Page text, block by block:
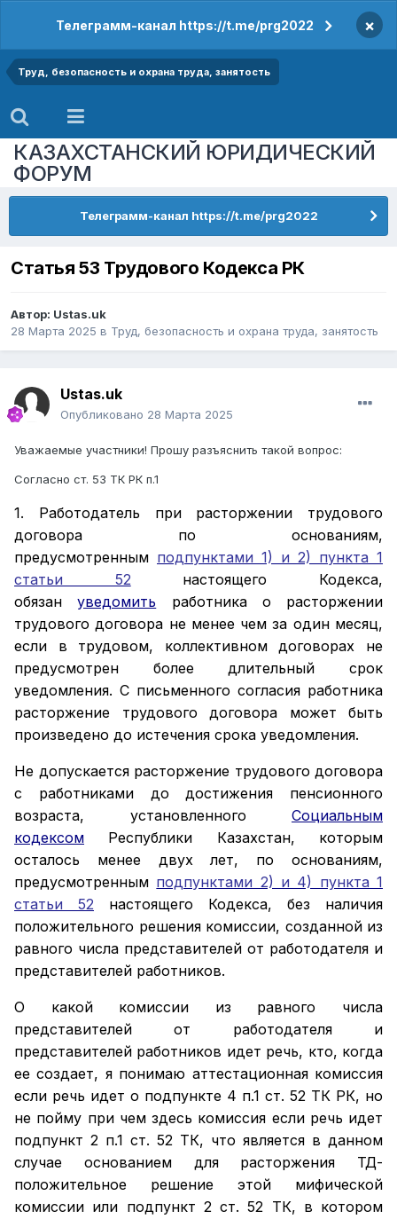
Телеграмм-канал https://t.me/prg2022 ×
Труд, безопасность и охрана труда, занятость
КАЗАХСТАНСКИЙ ЮРИДИЧЕСКИЙ
ФОРУМ
Телеграмм-канал https://t.me/prg2022
Статья 53 Трудового Кодекса РК
Автор: Ustas.uk
28 Марта 2025 в Труд, безопасность и охрана труда, занятость
Ustas.uk
Опубликовано 28 Марта 2025
Уважаемые участники! Прошу разъяснить такой вопрос:
Согласно ст. 53 ТК РК п.1
1. Работодатель при расторжении трудового
договора по основаниям,
предусмотренным подпунктами 1) и 2) пункта 1
статьи 52
настоящего Кодекса,
обязан
уведомить
работника о расторжении
трудового договора не менее чем за один месяц,
если в трудовом, коллективном договорах не
предусмотрен более длительный срок
уведомления. С письменного согласия работника
расторжение трудового договора может быть
произведено до истечения срока уведомления.
Не допускается расторжение трудового договора
с работниками до достижения пенсионного
возраста, установленного
Социальным
кодексом
Республики Казахстан, которым
осталось менее двух лет, по основаниям,
предусмотренным подпунктами 2) и 4) пункта 1
статьи 52
настоящего Кодекса, без наличия
положительного решения комиссии, созданной из
равного числа представителей от работодателя и
представителей работников.
О какой комиссии из равного числа
представителей от работодателя и
представителей работников идет речь, кто, когда
ее создает, я понимаю аттестационная комиссия
если речь идет о подпункте 4 п.1 ст. 52 ТК РК, но
не пойму при чем здесь комиссия если речь идет
подпункт 2 п.1 ст. 52 ТК, что является в данном
случае основанием для расторжения ТД-
положительное решение этой мифической
комиссии или подпункт 2 ст. 52 ТК, в котором